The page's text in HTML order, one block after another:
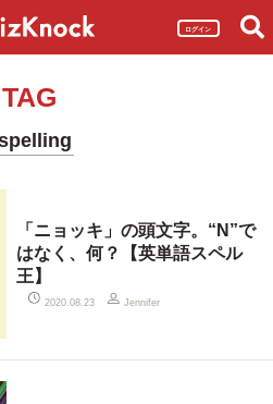
ログイン
TAG
「ニョッキ」の頭文字。“N”で
はなく、何？【英単語スペル
王】
2020.08.23 Jennifer